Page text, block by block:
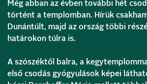
Még abban az évben további hét
történt a templomban. Hírük
Dunántúlt, majd az ország többi
határokon túlra is.
A szószéktől balra, a
első csodás gyógyulások képei